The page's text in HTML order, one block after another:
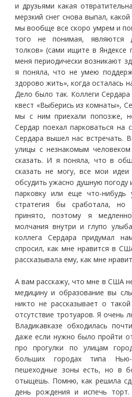
и друзьями какая
мерзкий снег снова выпал,
мы вообще все скоро умрем и
того не понимая, являются
толков» (сами ищите в Яндексе
меня периодически возникают
я поняла, что не умею
здорово жить», когда осталась
Дело было так. Коллеги
квест «Выберись из комнаты»,
мы с ним приехали попозже,
Сердар поехал парковаться на
Сердара вышел нас встречать.
улицы с незнакомым
сказать. И я поняла, что в
сказать не могу, все мои
обсудить ужасно душную
парковку или еще что-нибудь
стратегия бы сработала,
принято, поэтому я
молчания внутри и глупо
коллега Сердара придумал
спросил, как мне нравится в
рассказывала ему, как мне
А вам расскажу, что мне в США
медицину и образование вы
никто не рассказывает о
отсутствие тротуаров. Я
Владикавказе обходилась
даже если нужно было пройти
про прогулки по улицам
больших городах типа
пешеходные зоны есть, но в
отыщешь. Помню, как решила
день рождения и испечь